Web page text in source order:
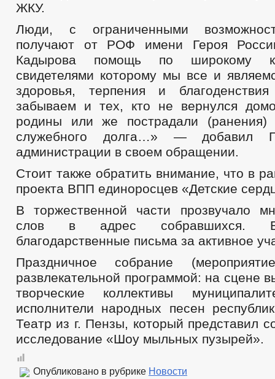
ЖКУ.
Люди, с ограниченными
получают от РОФ имени Героя
Кадырова помощь по широкому
свидетелями которому мы все и
здоровья, терпения и
забываем и тех, кто не вернулся
родины или же пострадали (ранения)
служебного долга…» — добавил
администрации в своем обращении.
Стоит также обратить внимание, что в
проекта ВПП единоросцев «Детские
В торжественной части прозвучало
слов в адрес собравшихся.
благодарственные письма за активное
Праздничное собрание
развлекательной программой: на сцене
творческие коллективы
исполнители народных песен
Театр из г. Пензы, который представил
исследование «Шоу мыльных пузырей».
Опубликовано в рубрике Новости